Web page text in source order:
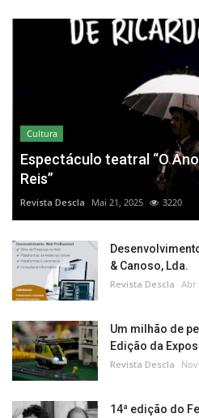
Cultura
Espectáculo teatral “O
Reis”
Revista Descla Mai 21, 2025 3220
& Canoso, Lda.
Revista Descla Abr
Um milhão de
Edição da
Revista Descla
14ª edição do